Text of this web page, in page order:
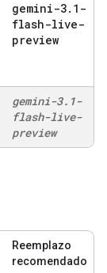
gemini-3. 1-
flash-live-
preview
gemini-3. 1-
flash-live-
preview
Reemplazo
recomendado